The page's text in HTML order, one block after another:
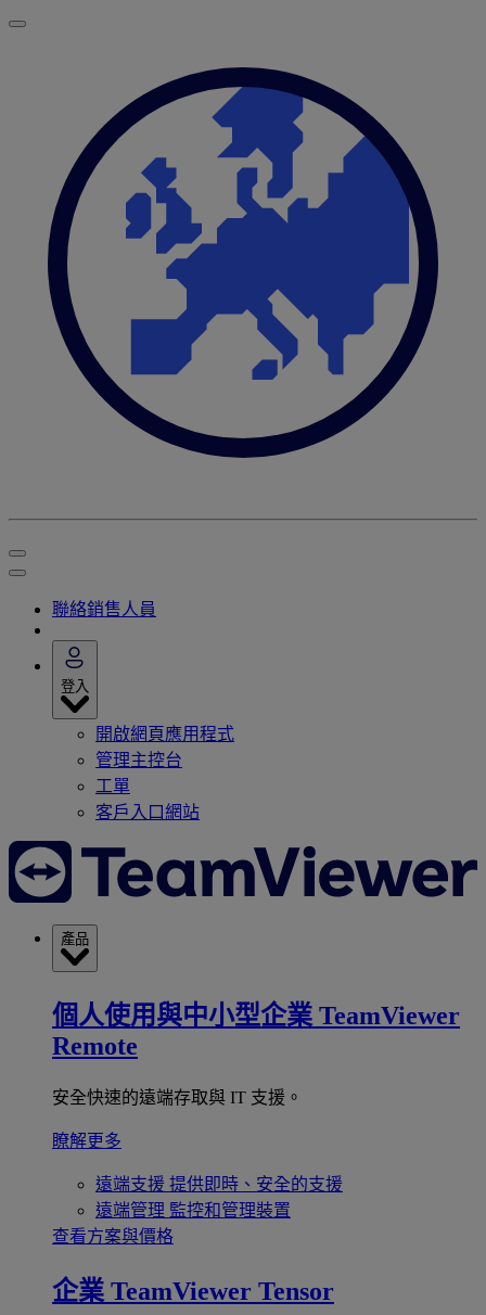
聯絡銷售人員
登入
開啟網頁應用程式
管理主控台
工單
客戶入口網站
產品
個人使用與中小型企業 TeamViewer
Remote
安全快速的遠端存取與 IT 支援。
瞭解更多
遠端支援 提供即時、安全的支援
遠端管理 監控和管理裝置
查看方案與價格
企業 TeamViewer Tensor